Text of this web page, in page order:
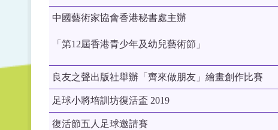
中國藝術家協會香港秘書處主辦
「第12屆香港青少年及幼兒藝術節」
良友之聲出版社舉辦「齊來做朋友」繪畫創作比賽
足球小將培訓坊復活盃 2019
復活節五人足球邀請賽